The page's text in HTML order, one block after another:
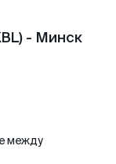
- Минск
между